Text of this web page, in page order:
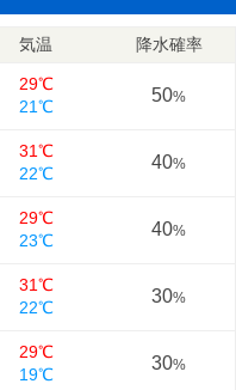
気温 降水確率
29℃
21℃
50%
31℃
22℃
40%
29℃
23℃
40%
31℃
22℃
30%
29℃
19℃
30%